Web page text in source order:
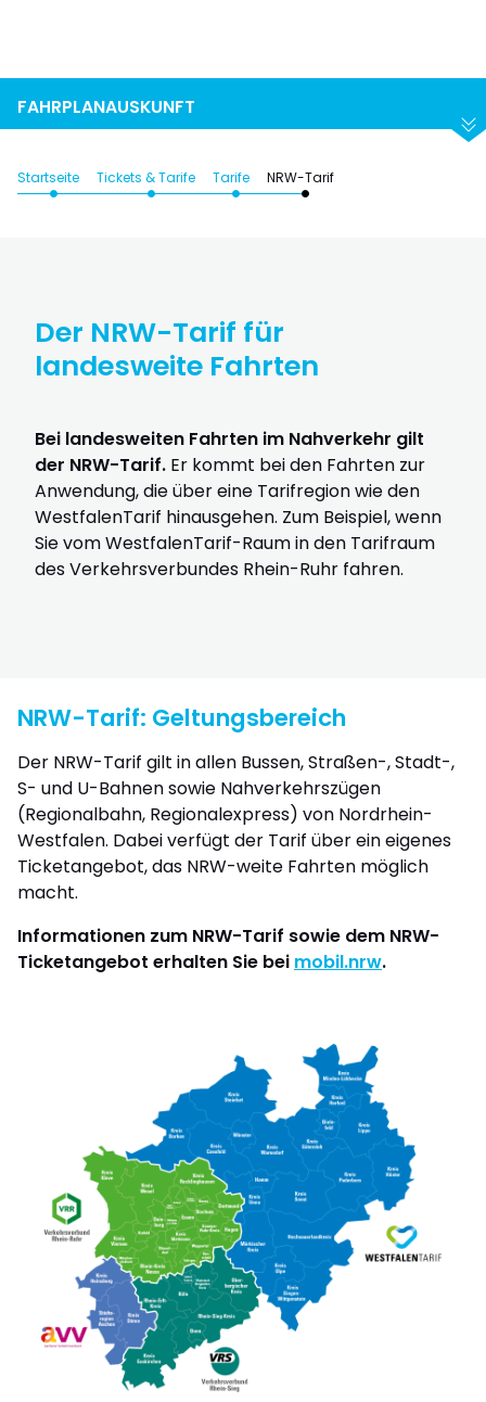
FAHRPLANAUSKUNFT
Startseite Tickets & Tarife Tarife NRW-Tarif
Der NRW-Tarif für
landesweite Fahrten
Bei landesweiten Fahrten im Nahverkehr gilt
der NRW-Tarif. Er kommt bei den Fahrten zur
Anwendung, die über eine Tarifregion wie den
WestfalenTarif hinausgehen. Zum Beispiel, wenn
Sie vom WestfalenTarif-Raum in den Tarifraum
des Verkehrsverbundes Rhein-Ruhr fahren.
NRW-Tarif: Geltungsbereich
Der NRW-Tarif gilt in allen Bussen, Straßen-​, Stadt-​,
S- und U-​Bahnen sowie Nahverkehrszügen
(Regionalbahn, Regionalexpress) von Nordrhein-
Westfalen. Dabei verfügt der Tarif über ein eigenes
Ticketangebot, das NRW-weite Fahrten möglich
macht.
Informationen zum NRW-Tarif sowie dem NRW-
Ticketangebot erhalten Sie bei mobil.nrw.